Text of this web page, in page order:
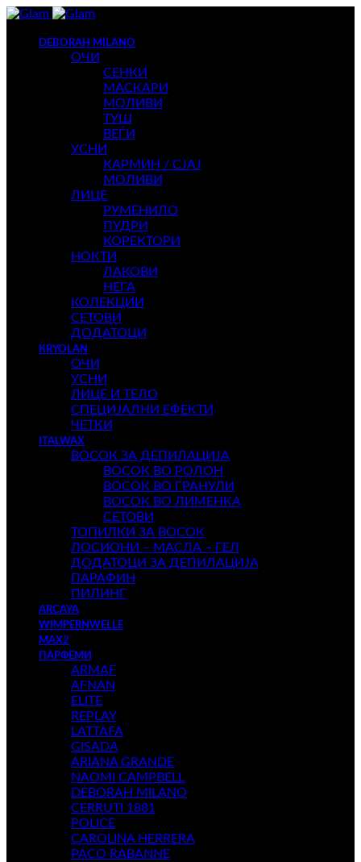
DEBORAH MILANO
ОЧИ
СЕНКИ
МАСКАРИ
МОЛИВИ
ТУШ
ВЕЃИ
УСНИ
КАРМИН / СЈАЈ
МОЛИВИ
ЛИЦЕ
РУМЕНИЛО
ПУДРИ
КОРЕКТОРИ
НОКТИ
ЛАКОВИ
НЕГА
КОЛЕКЦИИ
СЕТОВИ
ДОДАТОЦИ
KRYOLAN
ОЧИ
УСНИ
ЛИЦЕ И ТЕЛО
СПЕЦИЈАЛНИ ЕФЕКТИ
ЧЕТКИ
ITALWAX
ВОСОК ЗА ДЕПИЛАЦИЈА
ВОСОК ВО РОЛОН
ВОСОК ВО ГРАНУЛИ
ВОСОК ВО ЛИМЕНКА
СЕТОВИ
ТОПИЛКИ ЗА ВОСОК
ЛОСИОНИ – МАСЛА – ГЕЛ
ДОДАТОЦИ ЗА ДЕПИЛАЦИЈА
ПАРАФИН
ПИЛИНГ
ARCAYA
WIMPERNWELLE
MAX2
ПАРФЕМИ
ARMAF
AFNAN
ELITE
REPLAY
LATTAFA
GISADA
ARIANA GRANDE
NAOMI CAMPBELL
DEBORAH MILANO
CERRUTI 1881
POLICE
CAROLINA HERRERA
PACO RABANNE